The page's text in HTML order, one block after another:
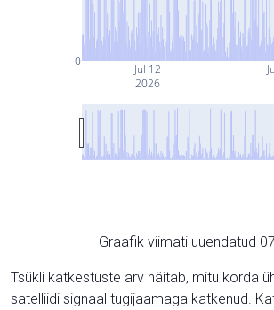
Jul 12
2026
0
Graafik viimati uuendatud
Tsükli katkestuste arv näitab, mitu korda
satelliidi signaal tugijaamaga katkenud.